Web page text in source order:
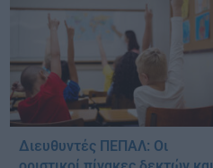
Διευθυντές ΠΕΠΑΛ: Οι